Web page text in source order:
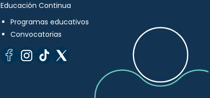
Educación Continua
Programas educativos
Convocatorias